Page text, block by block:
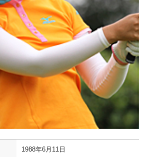
1988年6月11日